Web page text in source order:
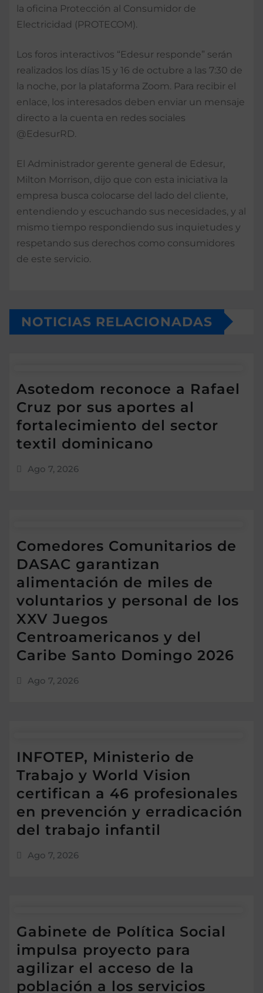
la oficina Protección al Consumidor de
Electricidad (PROTECOM).
Los foros interactivos “Edesur responde” serán
realizados los días 15 y 16 de octubre a las 7:30 de
la noche, por la plataforma Zoom. Para recibir el
enlace, los interesados deben enviar un mensaje
directo a la cuenta en redes sociales
@EdesurRD.
El Administrador gerente general de Edesur,
Milton Morrison, dijo que con esta iniciativa la
empresa busca colocarse del lado del cliente,
entendiendo y escuchando sus necesidades, y al
mismo tiempo respondiendo sus inquietudes y
respetando sus derechos como consumidores
de este servicio.
NOTICIAS RELACIONADAS
Asotedom reconoce a Rafael
Cruz por sus aportes al
fortalecimiento del sector
textil dominicano
Ago 7, 2026
Comedores Comunitarios de
DASAC garantizan
alimentación de miles de
voluntarios y personal de los
XXV Juegos
Centroamericanos y del
Caribe Santo Domingo 2026
Ago 7, 2026
INFOTEP, Ministerio de
Trabajo y World Vision
certifican a 46 profesionales
en prevención y erradicación
del trabajo infantil
Ago 7, 2026
Gabinete de Política Social
impulsa proyecto para
agilizar el acceso de la
población a los servicios